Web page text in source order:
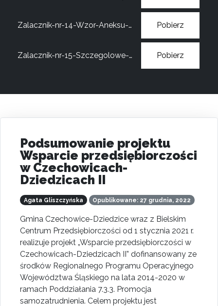
Zalacznik-nr-14-Wzor-Aneksu-do-umowy-pomostowe Pobierz
Zalacznik-nr-15-Szczegolowe-zestawienie-wydatkow-poniesionych-w-ramach-wsparcia-pomostowego-podstawowegoprzedluzonego Pobierz
Podsumowanie projektu
Wsparcie przedsiębiorczości
w Czechowicach-
Dziedzicach II
Agata Gliszczyńska Opublikowane: 27 grudnia, 2022
Gmina Czechowice-Dziedzice wraz z Bielskim
Centrum Przedsiębiorczości od 1 stycznia 2021 r.
realizuje projekt „Wsparcie przedsiębiorczości w
Czechowicach-Dziedzicach II” dofinansowany ze
środków Regionalnego Programu Operacyjnego
Województwa Śląskiego na lata 2014-2020 w
ramach Poddziałania 7.3.3. Promocja
samozatrudnienia. Celem projektu jest